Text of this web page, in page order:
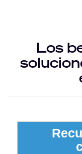
Los